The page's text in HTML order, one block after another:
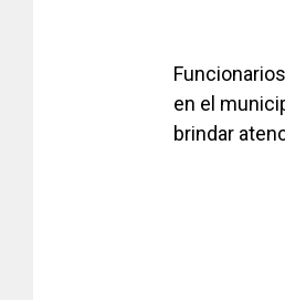
en el
brindar